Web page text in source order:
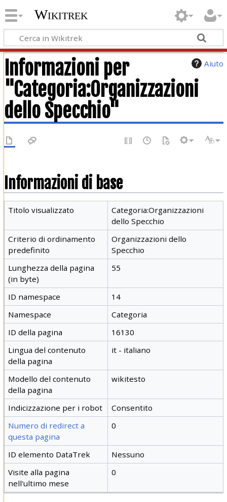
Wikitrek
Aiuto
Informazioni per
"Categoria:Organizzazioni
dello Specchio"
Informazioni di base
Titolo visualizzato
Categoria:Organizzazioni
dello Specchio
Criterio di ordinamento
predefinito
Organizzazioni dello
Specchio
Lunghezza della pagina
(in byte)
55
ID namespace
14
Namespace
Categoria
ID della pagina
16130
Lingua del contenuto
della pagina
it - italiano
Modello del contenuto
della pagina
wikitesto
Indicizzazione per i robot
Consentito
Numero di redirect a
questa pagina
0
ID elemento DataTrek
Nessuno
Visite alla pagina
nell'ultimo mese
0